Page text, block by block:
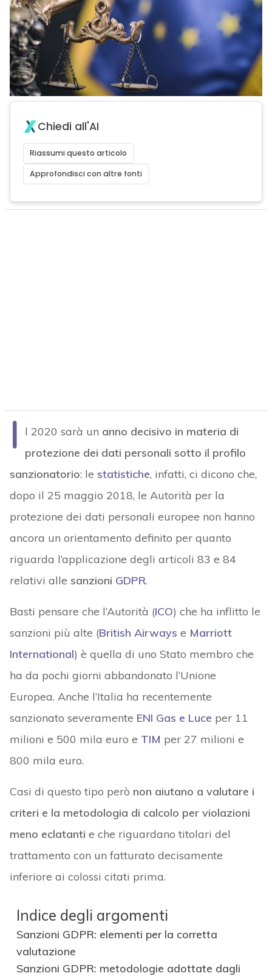
Chiedi all'AI
Riassumi questo articolo
Approfondisci con altre fonti
I l 2020 sarà un anno decisivo in materia di
protezione dei dati personali sotto il profilo
sanzionatorio: le statistiche, infatti, ci dicono che,
dopo il 25 maggio 2018, le Autorità per la
protezione dei dati personali europee non hanno
ancora un orientamento definito per quanto
riguarda l’applicazione degli articoli 83 e 84
relativi alle sanzioni GDPR.
Basti pensare che l’Autorità (ICO) che ha inflitto le
sanzioni più alte (British Airways e Marriott
International) è quella di uno Stato membro che
ha da pochi giorni abbandonato l’Unione
Europea. Anche l’Italia ha recentemente
sanzionato severamente ENI Gas e Luce per 11
milioni e 500 mila euro e TIM per 27 milioni e
800 mila euro.
Casi di questo tipo però non aiutano a valutare i
criteri e la metodologia di calcolo per violazioni
meno eclatanti e che riguardano titolari del
trattamento con un fatturato decisamente
inferiore ai colossi citati prima.
Indice degli argomenti
Sanzioni GDPR: elementi per la corretta
valutazione
Sanzioni GDPR: metodologie adottate dagli